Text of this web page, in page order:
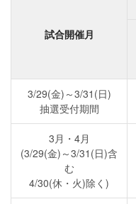
試合開催月
3/29(金)～3/31(日)
抽選受付期間
3月・4月
(3/29(金)～3/31(日)含
む
4/30(休・火)除く)